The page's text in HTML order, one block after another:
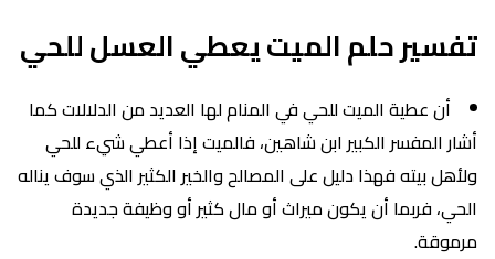
تفسير حلم الميت يعطي العسل للحي
أن عطية الميت للحي في المنام لها العديد من الدلالات كما
أشار المفسر الكبير ابن شاهين، فالميت إذا أعطي شيء للحي
ولأهل بيته فهذا دليل على المصالح والخير الكثير الذي سوف يناله
الحي، فربما أن يكون ميراث أو مال كثير أو وظيفة جديدة
مرموقة.